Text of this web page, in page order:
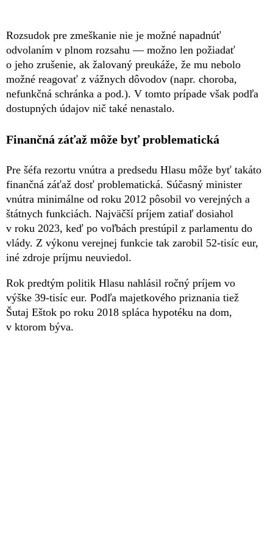
Rozsudok pre zmeškanie nie je možné napadnúť
odvolaním v plnom rozsahu — možno len požiadať
o jeho zrušenie, ak žalovaný preukáže, že mu nebolo
možné reagovať z vážnych dôvodov (napr. choroba,
nefunkčná schránka a pod.). V tomto prípade však podľa
dostupných údajov nič také nenastalo.
Finančná záťaž môže byť problematická
Pre šéfa rezortu vnútra a predsedu Hlasu môže byť takáto
finančná záťaž dosť problematická. Súčasný minister
vnútra minimálne od roku 2012 pôsobil vo verejných a
štátnych funkciách. Najväčší príjem zatiaľ dosiahol
v roku 2023, keď po voľbách prestúpil z parlamentu do
vlády. Z výkonu verejnej funkcie tak zarobil 52-tisíc eur,
iné zdroje príjmu neuviedol.
Rok predtým politik Hlasu nahlásil ročný príjem vo
výške 39-tisíc eur. Podľa majetkového priznania tiež
Šutaj Eštok po roku 2018 spláca hypotéku na dom,
v ktorom býva.